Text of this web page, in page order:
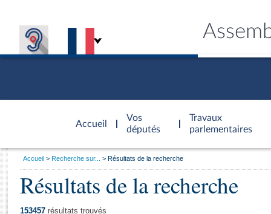
Accueil
d'accueil
Vos
députés
Travaux
parlementaires
Général
Vous
Accueil Recherche sur... Résultats de la recherche
Résultats de la recherche
153457 résultats trouvés